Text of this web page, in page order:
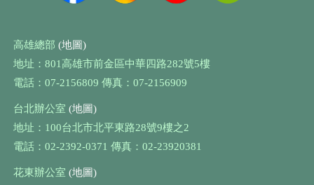
高雄總部 (地圖)
地址：801高雄市前金區中華四路282號5樓
電話：07-2156809 傳真：07-2156909
台北辦公室 (地圖)
地址：100台北市北平東路28號9樓之2
電話：02-2392-0371 傳真：02-23920381
花東辦公室 (地圖)